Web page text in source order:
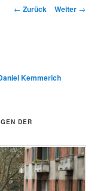
Beitrags-
← Zurück Weiter →
Kemmerich
DER